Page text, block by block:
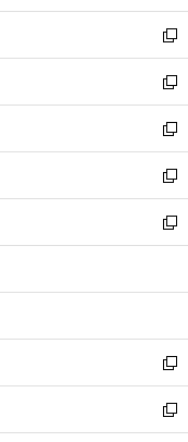
開
く
ウ
で
開
く
ン
ド
ウ
で
開
く
ウ
ィ
ン
ド
ウ
で
開
く
新
し
い
ウ
ィ
ン
ド
ウ
で
開
新
し
い
ウ
ィ
ン
ド
ウ
開
新
し
い
ウ
ィ
ン
ウ
開
く
新
し
い
ウ
ン
ウ
で
開
く
新
し
ウ
ン
ド
ウ
で
開
新
し
い
ウ
新
し